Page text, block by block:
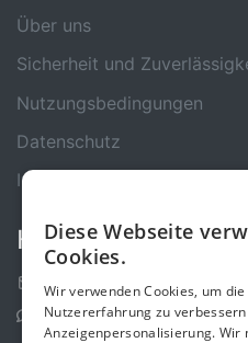
Über uns
Sicherheit und
Nutzungsbedingungen
Datenschutz
Impressum
Kontakt
Kontakt-Formular
Support Center
Diese Webseite
Cookies.
Wir verwenden Cookies, um die
Nutzererfahrung zu
Anzeigenpersonalisierung. Wir